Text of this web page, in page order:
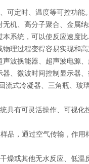
可定时、温度等可控功能
机、高分子聚合、金属
系统，可以使反应速度
理过程变得容易实现和
波换能器、超声波电源
、微波时间控制显示器
流式冷凝器、三角瓶、玻
具有可灵活操作、可视化
品，通过空气传输，作用
燥或其他无水反应、低温